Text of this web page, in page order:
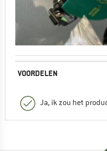
VOORDELEN
Ja, ik zou het